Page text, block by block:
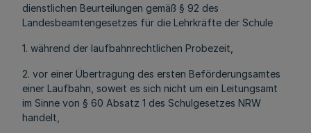
dienstlichen Beurteilungen gemäß § 92 des
Landesbeamtengesetzes für die Lehrkräfte der Schule
1. während der laufbahnrechtlichen Probezeit,
2. vor einer Übertragung des ersten Beförderungsamtes
einer Laufbahn, soweit es sich nicht um ein Leitungsamt
im Sinne von § 60 Absatz 1 des Schulgesetzes NRW
handelt,